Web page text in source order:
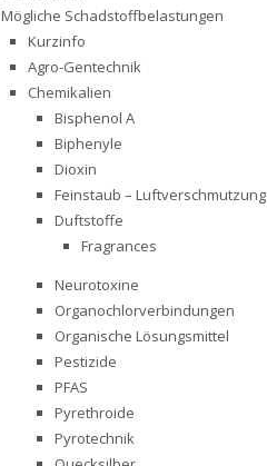
Mögliche Schadstoffbelastungen
Kurzinfo
Agro-Gentechnik
Chemikalien
Bisphenol A
Biphenyle
Dioxin
Feinstaub – Luftverschmutzung
Duftstoffe
Fragrances
Neurotoxine
Organochlorverbindungen
Organische Lösungsmittel
Pestizide
PFAS
Pyrethroide
Pyrotechnik